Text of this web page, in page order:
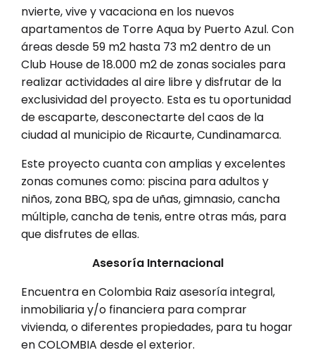
nvierte, vive y vacaciona en los nuevos
apartamentos de Torre Aqua by Puerto Azul. Con
áreas desde 59 m2 hasta 73 m2 dentro de un
Club House de 18.000 m2 de zonas sociales para
realizar actividades al aire libre y disfrutar de la
exclusividad del proyecto. Esta es tu oportunidad
de escaparte, desconectarte del caos de la
ciudad al municipio de Ricaurte, Cundinamarca.
Este proyecto cuanta con amplias y excelentes
zonas comunes como: piscina para adultos y
niños, zona BBQ, spa de uñas, gimnasio, cancha
múltiple, cancha de tenis, entre otras más, para
que disfrutes de ellas.
Asesoría Internacional
Encuentra en Colombia Raiz asesoría integral,
inmobiliaria y/o financiera para comprar
vivienda, o diferentes propiedades, para tu hogar
en COLOMBIA desde el exterior.